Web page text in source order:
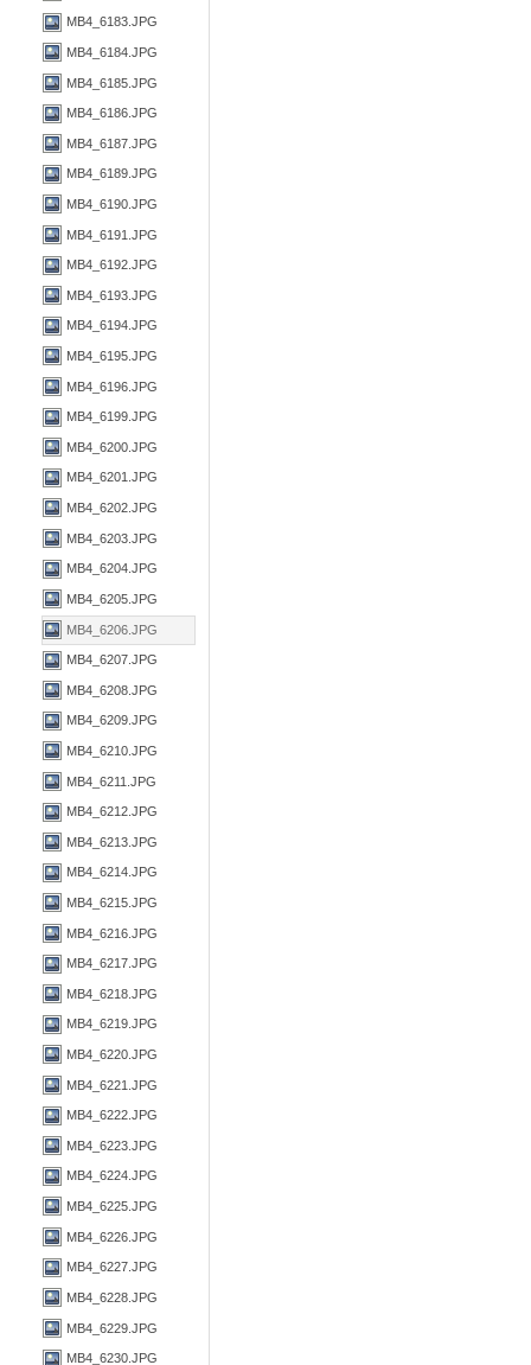
MB4_6183.JPG
MB4_6184.JPG
MB4_6185.JPG
MB4_6186.JPG
MB4_6187.JPG
MB4_6189.JPG
MB4_6190.JPG
MB4_6191.JPG
MB4_6192.JPG
MB4_6193.JPG
MB4_6194.JPG
MB4_6195.JPG
MB4_6196.JPG
MB4_6199.JPG
MB4_6200.JPG
MB4_6201.JPG
MB4_6202.JPG
MB4_6203.JPG
MB4_6204.JPG
MB4_6205.JPG
MB4_6206.JPG
MB4_6207.JPG
MB4_6208.JPG
MB4_6209.JPG
MB4_6210.JPG
MB4_6211.JPG
MB4_6212.JPG
MB4_6213.JPG
MB4_6214.JPG
MB4_6215.JPG
MB4_6216.JPG
MB4_6217.JPG
MB4_6218.JPG
MB4_6219.JPG
MB4_6220.JPG
MB4_6221.JPG
MB4_6222.JPG
MB4_6223.JPG
MB4_6224.JPG
MB4_6225.JPG
MB4_6226.JPG
MB4_6227.JPG
MB4_6228.JPG
MB4_6229.JPG
MB4_6230.JPG